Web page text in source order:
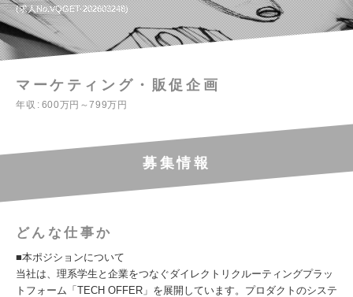
求人No.VQGET-202603248
マーケティング・販促企画
年収 600万円～799万円
募集情報
どんな仕事か
■本ポジションについて
当社は、理系学生と企業をつなぐダイレクトリクルーティングプラッ
トフォーム「TECH OFFER」を展開しています。プロダクトのシステ